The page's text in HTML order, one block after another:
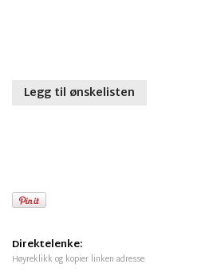
Legg til ønskelisten
Direktelenke:
Høyreklikk og kopier linken adresse